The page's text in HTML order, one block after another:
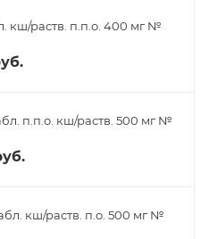
кш/раств. п.п.о. 400 мг №
п.п.о. кш/раств. 500 мг №
кш/раств. п.о. 500 мг №